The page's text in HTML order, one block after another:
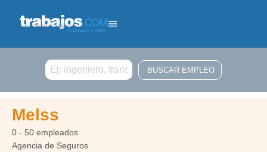
Buscar
Melss
0 - 50 empleados
Agencia de Seguros